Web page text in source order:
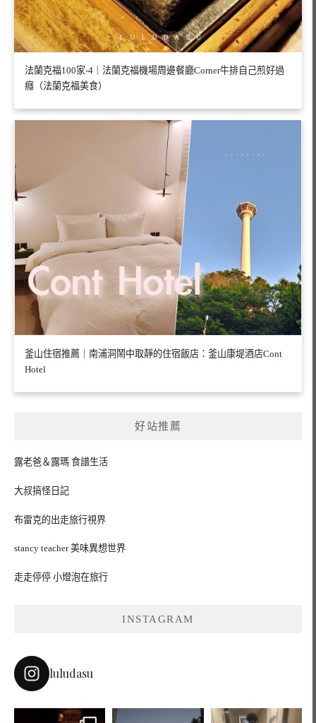
法蘭克福100家-4｜法蘭克福機場周邊餐廳Corner牛排自己煎好過
癮（法蘭克福美食）
釜山住宿推薦｜南浦洞鬧中取靜的住宿飯店：釜山康堤酒店Cont
Hotel
好站推薦
露老爸＆露瑪 食譜生活
大叔搞怪日記
布雷克的出走旅行視界
stancy teacher 美味異想世界
走走停停 小燈泡在旅行
INSTAGRAM
luludasu